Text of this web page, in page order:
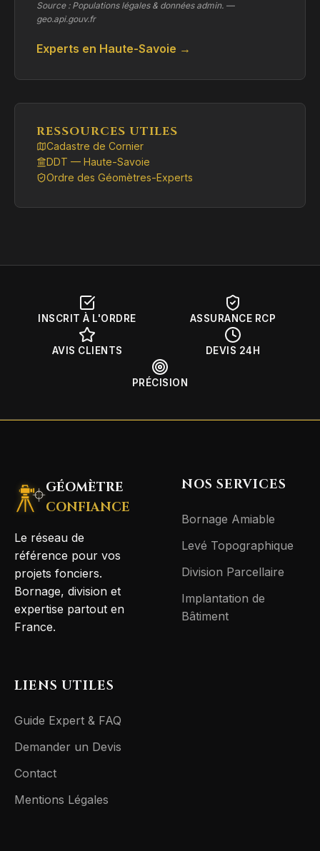
Source : Populations légales & données admin. —
geo.api.gouv.fr
Experts en Haute-Savoie →
RESSOURCES UTILES
Cadastre de Cornier
DDT — Haute-Savoie
Ordre des Géomètres-Experts
INSCRIT À L'ORDRE ASSURANCE RCP
AVIS CLIENTS DEVIS 24H
PRÉCISION
GÉOMÈTRE
CONFIANCE
Le réseau de
référence pour vos
projets fonciers.
Bornage, division et
expertise partout en
France.
NOS SERVICES
Bornage Amiable
Levé Topographique
Division Parcellaire
Implantation de
Bâtiment
LIENS UTILES
Guide Expert & FAQ
Demander un Devis
Contact
Mentions Légales